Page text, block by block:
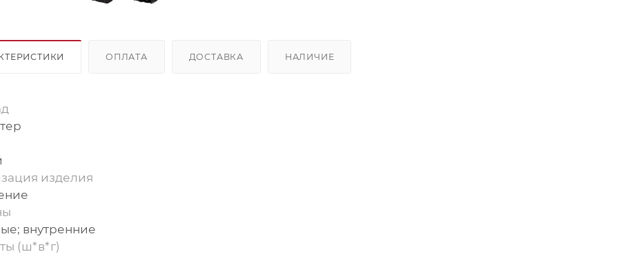
ОПЛАТА ДОСТАВКА НАЛИЧИЕ
изделия
внутренние
(ш*в*г)